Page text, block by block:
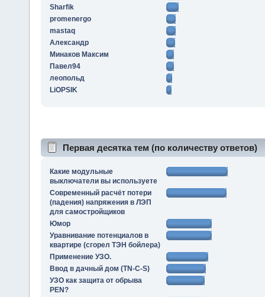
Sharfik
promenergo
mastaq
Алексaндр
Минаков Максим
Павел94
леопольд
LiOPSIK
Первая десятка тем (по количеству ответов)
Какие модульные
выключатели вы используете
Современный расчёт потери
(падения) напряжения в ЛЭП
для самостройщиков
Юмор
Уравнивание потенциалов в
квартире (сгорел ТЭН бойлера)
Применение УЗО.
Ввод в дачный дом (TN-C-S)
УЗО как защита от обрыва
PEN?